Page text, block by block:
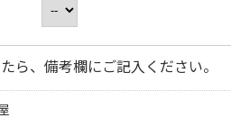
ら、備考欄にご記入ください。